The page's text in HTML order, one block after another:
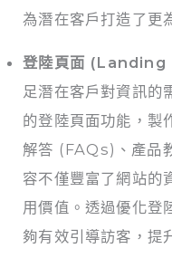
為潛在客戶打造了更
登陸頁面 (Landing
足潛在客戶對資訊
的登陸頁面功能，製
解答 (FAQs)、產品
容不僅豐富了網站的
用價值。透過優化登
夠有效引導訪客，提